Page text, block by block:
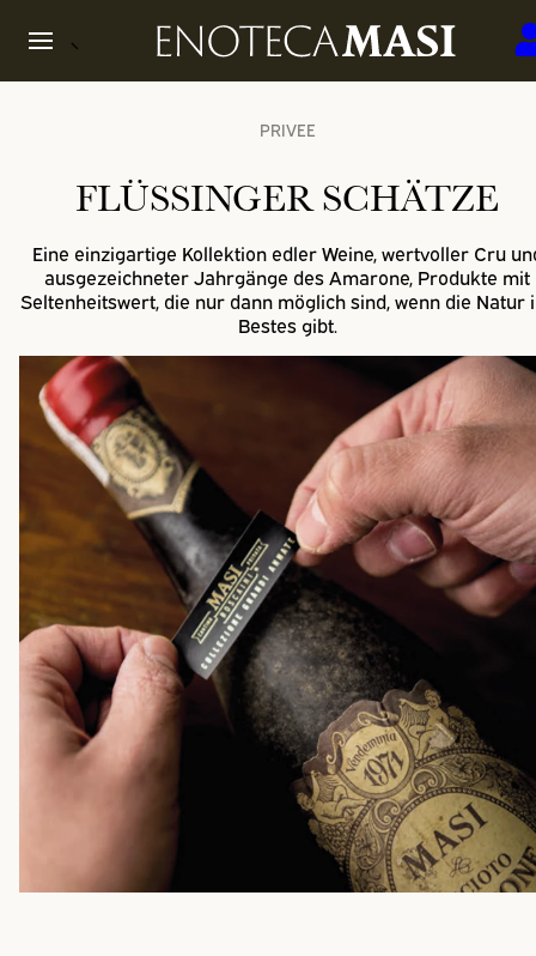
PRIVEE
FLÜSSINGER SCHÄTZE
Eine einzigartige Kollektion edler Weine, wertvoller Cru
ausgezeichneter Jahrgänge des Amarone, Produkte mit
Seltenheitswert, die nur dann möglich sind, wenn die Natur
Bestes gibt.